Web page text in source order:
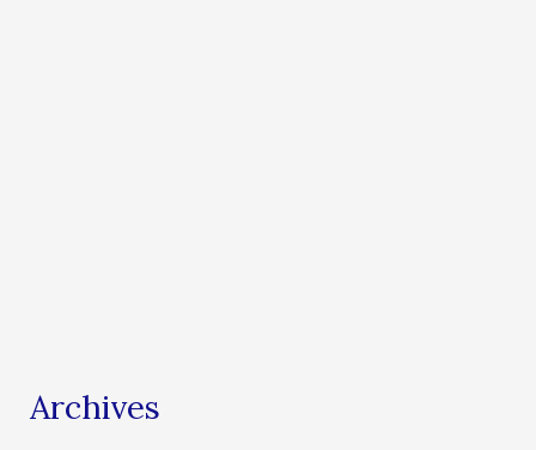
Archives